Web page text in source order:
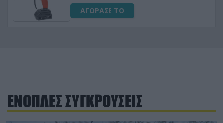
ΑΓΟΡΑΣΕ ΤΟ
ΕΝΟΠΛΕΣ ΣΥΓΚΡΟΥΣΕΙΣ